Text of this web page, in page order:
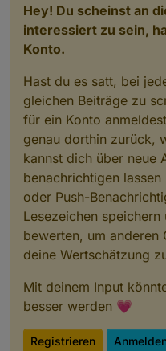
Hey! Du scheinst an
interessiert zu sein,
Konto.
Hast du es satt, bei
gleichen Beiträge zu
für ein Konto
genau dorthin zurück,
kannst dich über neue
benachrichtigen
oder Push-
Lesezeichen
bewerten, um anderen
deine Wertschätzung
Mit deinem Input
besser werden 💗
Registrieren